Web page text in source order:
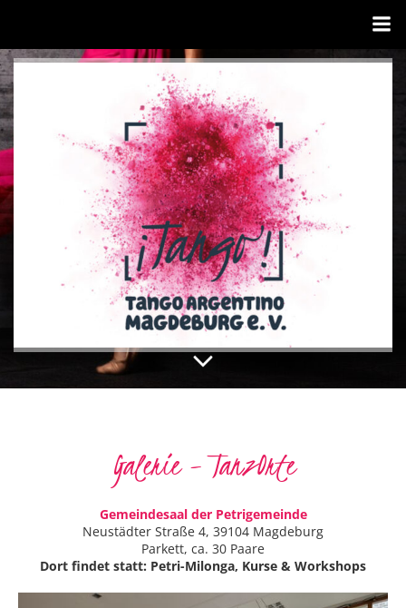
Galerie – TanzOrte
Gemeindesaal der Petrigemeinde
Neustädter Straße 4, 39104 Magdeburg
Parkett, ca. 30 Paare
Dort findet statt: Petri-Milonga, Kurse & Workshops